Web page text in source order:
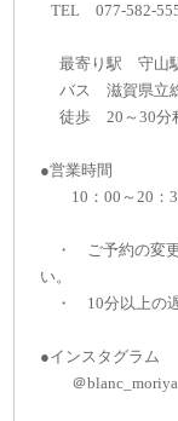
TEL 077-582-
最寄り駅 守山
バス 滋賀県立
徒歩 20～30分
●営業時間
10：00～20：
・ ご予約の変更
い。
・ 10分以上の遅
●インスタグラム
＠